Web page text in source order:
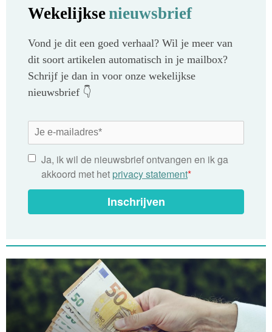
Wekelijksenieuwsbrief
Vond je dit een goed verhaal? Wil je meer van
dit soort artikelen automatisch in je mailbox?
Schrijf je dan in voor onze wekelijkse
nieuwsbrief 👇
Ja, ik wil de nieuwsbrief ontvangen en ik ga
akkoord met het privacy statement*
Inschrijven